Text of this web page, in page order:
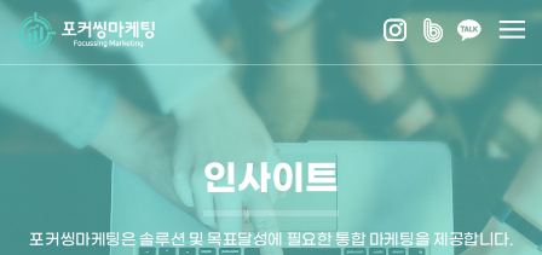
인사이트
포커씽마케팅은 솔루션 및 목표달성에 필요한 통합 마케팅을 제공합니다.